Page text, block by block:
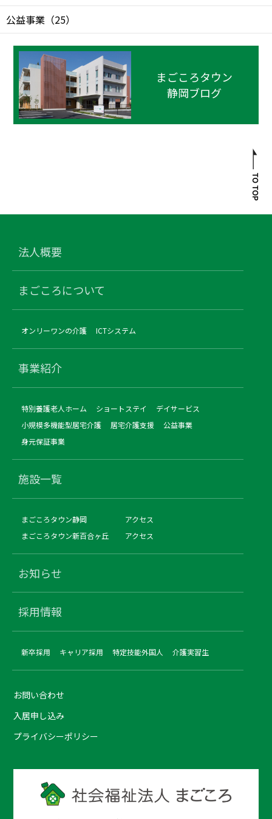
公益事業 （25）
まごころタウン
静岡ブログ
法人概要
まごころについて
オンリーワンの介護 ICTシステム
事業紹介
特別養護老人ホーム ショートステイ
デイサービス
小規模多機能型居宅介護
居宅介護支援
公益事業
身元保証事業
施設一覧
まごころタウン静岡
アクセス
まごころタウン新百合ヶ丘
アクセス
お知らせ
採用情報
新卒採用 キャリア採用 特定技能外国人 介護実習生
お問い合わせ
入居申し込み
プライバシーポリシー